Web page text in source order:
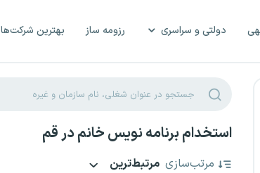
دولتی و سراسری رزومه ساز بهترین شرکت‌ها
استخدام برنامه نویس خانم در قم
مرتب‌سازی مرتبط‌ترین